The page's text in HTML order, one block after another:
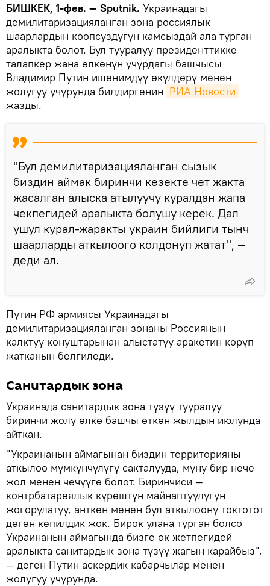
БИШКЕК, 1-фев. — Sputnik. Украинадагы
демилитаризацияланган зона россиялык
шаарлардын коопсуздугун камсыздай ала турган
аралыкта болот. Бул тууралуу президенттикке
талапкер жана өлкөнүн учурдагы башчысы
Владимир Путин ишенимдүү өкүлдөрү менен
жолугуу учурунда билдиргенин РИА Новости
жазды.
"Бул демилитаризацияланган сызык
биздин аймак биринчи кезекте чет жакта
жасалган алыска атылуучу куралдан жапа
чекпегидей аралыкта болушу керек. Дал
ушул курал-жаракты украин бийлиги тынч
шаарларды аткылоого колдонуп жатат", —
деди ал.
Путин РФ армиясы Украинадагы
демилитаризацияланган зонаны Россиянын
калктуу конуштарынан алыстатуу аракетин көрүп
жатканын белгиледи.
Санитардык зона
Украинада санитардык зона түзүү тууралуу
биринчи жолу өлкө башчы өткөн жылдын июлунда
айткан.
"Украинанын аймагынан биздин территорияны
аткылоо мүмкүнчүлүгү сакталууда, муну бир нече
жол менен чечүүгө болот. Биринчиси —
контрбатареялык күрөштүн майнаптуулугун
жогорулатуу, анткен менен бул аткылоону токтотот
деген кепилдик жок. Бирок улана турган болсо
Украинанын аймагында бизге ок жетпегидей
аралыкта санитардык зона түзүү жагын карайбыз",
— деген Путин аскердик кабарчылар менен
жолугуу учурунда.